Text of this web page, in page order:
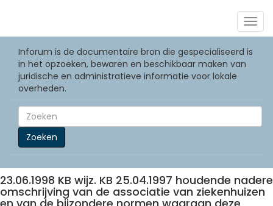
Inforum is de documentaire bron die gespecialiseerd is
in het opzoeken, bewaren en beschikbaar maken van
juridische en administratieve informatie voor lokale
overheden.
Zoeken
23.06.1998 KB wijz. KB 25.04.1997 houdende nadere
omschrijving van de associatie van ziekenhuizen